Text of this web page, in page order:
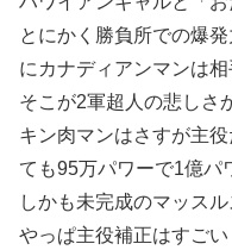
とにかく勝負所での爆
にカナディアンマンは
そこが2軍超人の悲しさ
キン肉マンはさすが主
ても95万パワーで1億パ
しかも未完成のマッス
やっぱ主役補正はすごい